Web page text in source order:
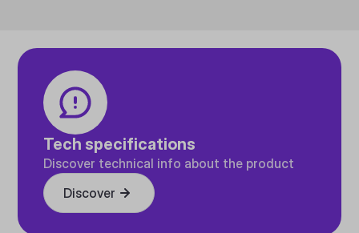
Tech specifications
Discover technical info about the product
Discover